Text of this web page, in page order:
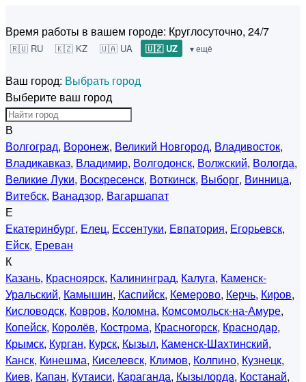
Время работы в вашем городе: Круглосуточно, 24/7
🇷🇺 RU 🇰🇿 KZ 🇺🇦 UA 🇺🇿 UZ ▾ ещё
Ваш город: Выбрать город
Выберите ваш город
В
Волгоград, Воронеж, Великий Новгород, Владивосток,
Владикавказ, Владимир, Волгодонск, Волжский, Вологда,
Великие Луки, Воскресенск, Воткинск, Выборг, Винница,
Витебск, Ванадзор, Вагаршапат
Е
Екатеринбург, Елец, Ессентуки, Евпатория, Егорьевск,
Ейск, Ереван
К
Казань, Красноярск, Калининград, Калуга, Каменск-
Уральский, Камышин, Каспийск, Кемерово, Керчь, Киров,
Кисловодск, Ковров, Коломна, Комсомольск-на-Амуре,
Копейск, Королёв, Кострома, Красногорск, Краснодар,
Крымск, Курган, Курск, Кызыл, Каменск-Шахтинский,
Канск, Кинешма, Киселевск, Климов, Колпино, Кузнецк,
Киев, Капан, Кутаиси, Караганда, Кызылорда, Костанай,